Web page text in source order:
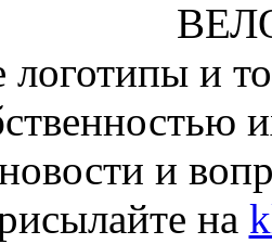
логотипы и
и
на